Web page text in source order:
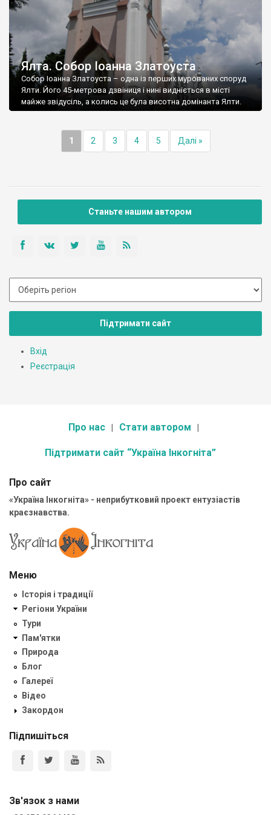
Ялта. Собор Іоанна Златоуста
Собор Іоанна Златоуста – одна із перших мурованих споруд
Ялти. Його 45-метрова дзвіниця і нині видніється в місті
майже звідусіль, а колись це була висотна домінанта Ялти.
1 2 3 4 5 Далі »
Станьте нашим автором
Підтримати сайт
Вхід
Реєстрація
Про нас Стати автором
Підтримати сайт “Україна Інкогніта”
Про сайт
«Україна Інкогніта» - неприбутковий проект ентузіастів
краєзнавства.
Меню
Історія і традиції
Регіони України
Тури
Пам'ятки
Природа
Блог
Галереї
Відео
Закордон
Підпишіться
Зв'язок з нами